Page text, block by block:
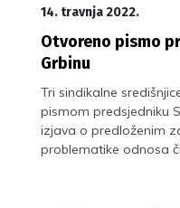
14. travnja 2022.
Otvoreno pismo
Grbinu
Tri sindikalne
pismom predsjedniku
izjava o predloženim
problematike odnosa